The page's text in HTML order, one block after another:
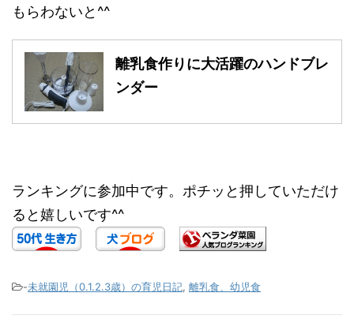
もらわないと^^
離乳食作りに大活躍のハンドブレ
ンダー
ランキングに参加中です。ポチッと押していただけ
ると嬉しいです^^
-未就園児（0.1.2.3歳）の育児日記, 離乳食、幼児食